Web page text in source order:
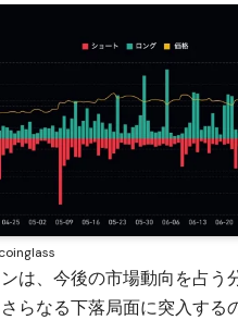
は、今後の市場動向を占う
らなる下落局面に突入する